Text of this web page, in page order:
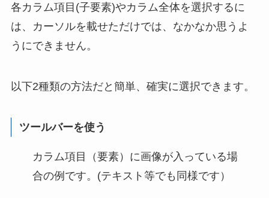
各カラム項目(子要素)やカラム全体を選択するに
は、カーソルを載せただけでは、なかなか思うよ
うにできません。
以下2種類の方法だと簡単、確実に選択できます。
ツールバーを使う
カラム項目（要素）に画像が入っている場
合の例です。(テキスト等でも同様です）